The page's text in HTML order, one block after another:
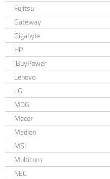
Fujitsu
Gateway
Gigabyte
HP
iBuyPower
Lenovo
LG
MDG
Mecer
Medion
MSI
Multicom
NEC